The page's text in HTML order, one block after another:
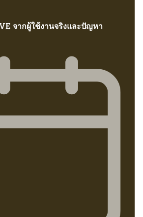
จากผู้ใช้งานจริงและปัญหา